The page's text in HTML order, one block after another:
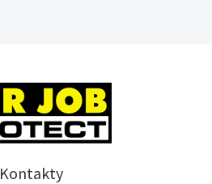
Kontakty